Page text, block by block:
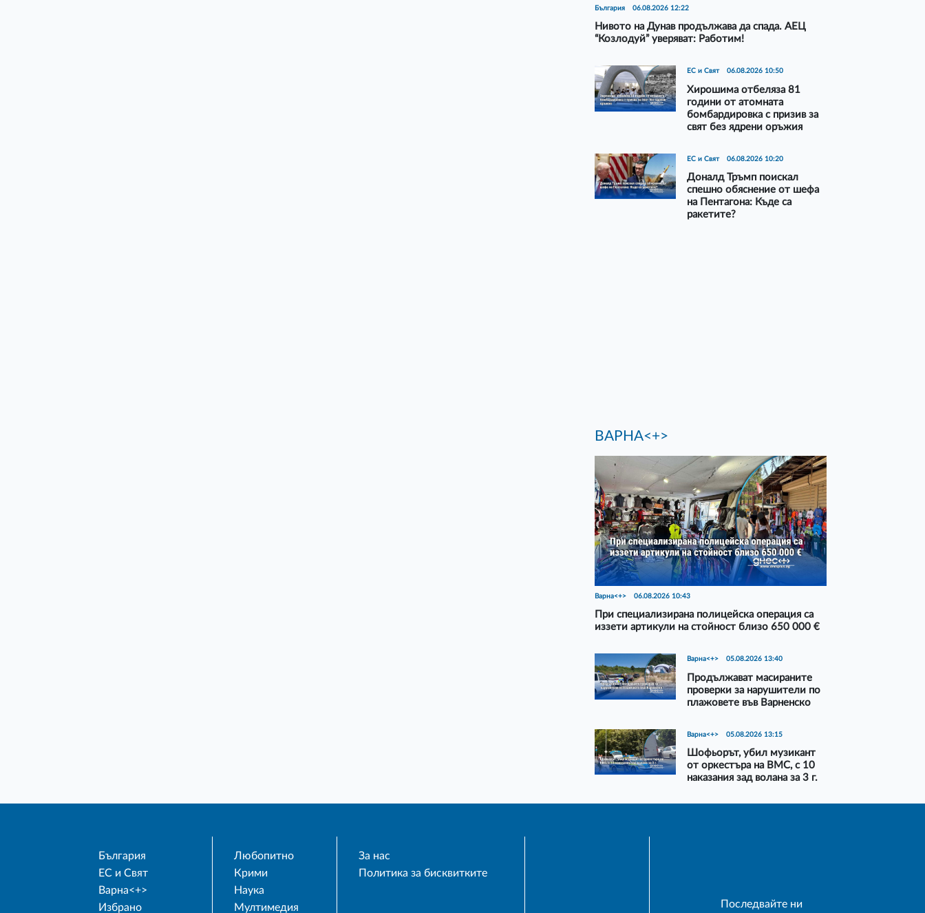
България 06.08.2026 12:22
Нивото на Дунав продължава да спада. АЕЦ
“Козлодуй” уверяват: Работим!
ЕС и Свят 06.08.2026 10:50
Хирошима отбеляза 81
години от атомната
бомбардировка с призив за
свят без ядрени оръжия
ЕС и Свят 06.08.2026 10:20
Доналд Тръмп поискал
спешно обяснение от шефа
на Пентагона: Къде са
ракетите?
ВАРНА<+>
Варна<+> 06.08.2026 10:43
При специализирана полицейска операция са
иззети артикули на стойност близо 650 000 €
Варна<+> 05.08.2026 13:40
Продължават масираните
проверки за нарушители по
плажовете във Варненско
Варна<+> 05.08.2026 13:15
Шофьорът, убил музикант
от оркестъра на ВМС, с 10
наказания зад волана за 3 г.
България
ЕС и Свят
Варна<+>
Избрано
Любопитно
Крими
Наука
Мултимедия
За нас
Политика за бисквитките
Последвайте ни